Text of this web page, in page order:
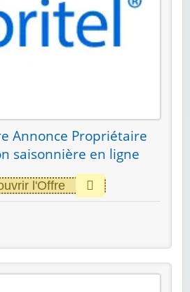
Annonce Propriétaire
saisonnière en ligne
l'Offre